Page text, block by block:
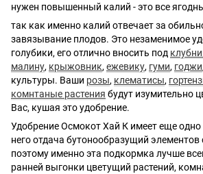
нужен повышенный калий - это все
так как именно калий отвечает за
завязывание плодов. Это незаменимое
голубики, его отлично вносить под
малину, крыжовник, ежевику, гуми, годжи
культуры. Ваши розы, клематисы,
комнтаные растения будут изумительно
Вас, кушая это удобрение.
Удобрение Осмокот Хай К имеет еще
него отдача бутонообразущий элементов
поэтому именно эта подкормка лучше
ранней выгонки цветущий растений,